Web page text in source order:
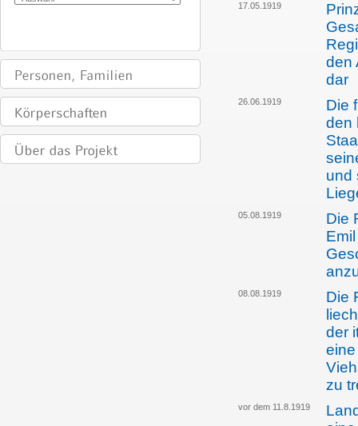
17.05.1919
den
dar
26.06.1919
Die
den
und
05.08.1919
Die
08.08.1919
Die
der
zu
vor dem 11.8.1919